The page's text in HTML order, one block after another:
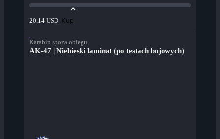
20,14 USD Kup
Karabin spoza obiegu
AK-47 | Niebieski laminat (po testach bojowych)